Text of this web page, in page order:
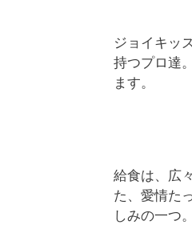
ジョイキッ
持つプロ達
ます。
給食は、広
た、愛情た
しみの一つ。